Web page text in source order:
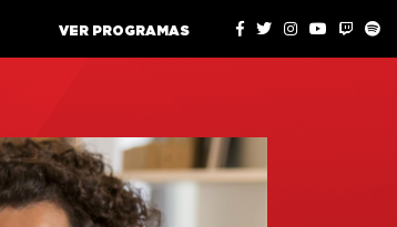
VER PROGRAMAS